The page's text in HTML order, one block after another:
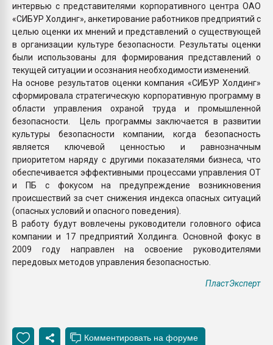
интервью с представителями корпоративного центра ОАО
«СИБУР Холдинг», анкетирование работников предприятий с
целью оценки их мнений и представлений о существующей
в организации культуре безопасности. Результаты оценки
были использованы для формирования представлений о
текущей ситуации и осознания необходимости изменений.
На основе результатов оценки компания «СИБУР Холдинг»
сформировала стратегическую корпоративную программу в
области управления охраной труда и промышленной
безопасности. Цель программы заключается в развитии
культуры безопасности компании, когда безопасность
является ключевой ценностью и равнозначным
приоритетом наряду с другими показателями бизнеса, что
обеспечивается эффективными процессами управления ОТ
и ПБ с фокусом на предупреждение возникновения
происшествий за счет снижения индекса опасных ситуаций
(опасных условий и опасного поведения).
В работу будут вовлечены руководители головного офиса
компании и 17 предприятий Холдинга. Основной фокус в
2009 году направлен на освоение руководителями
передовых методов управления безопасностью.
ПластЭксперт